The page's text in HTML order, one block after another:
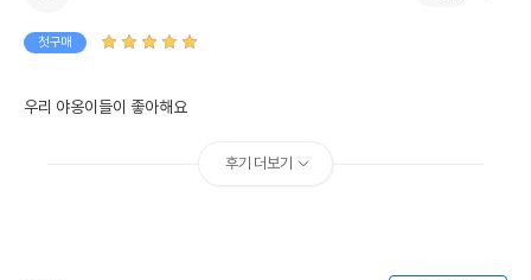
첫구매
우리 야옹이들이 좋아해요
후기 더보기